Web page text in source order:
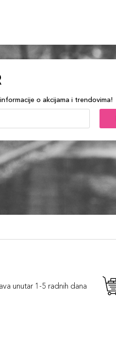
o akcijama i trendovima!
unutar 1-5 radnih dana